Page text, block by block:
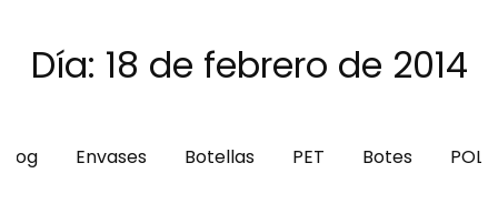
Día: 18 de febrero de 2014
Blog Envases Botellas PET Botes